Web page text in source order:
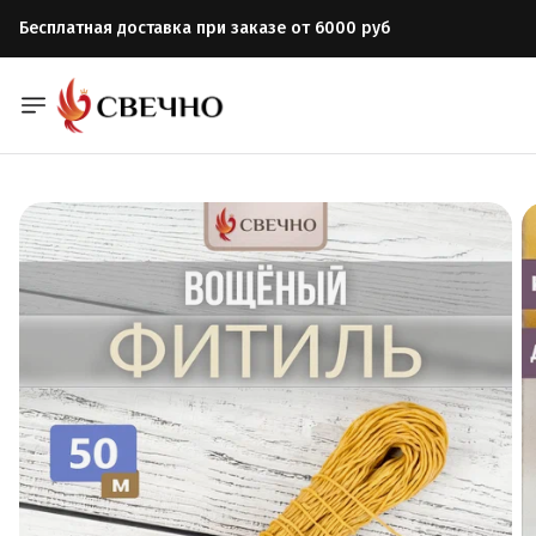
Бесплатная доставка при заказе от 6000 руб
Бесплатная доставка при заказе от 6000 руб